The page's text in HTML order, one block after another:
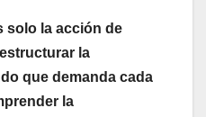
solo la acción de
la
que demanda cada
la